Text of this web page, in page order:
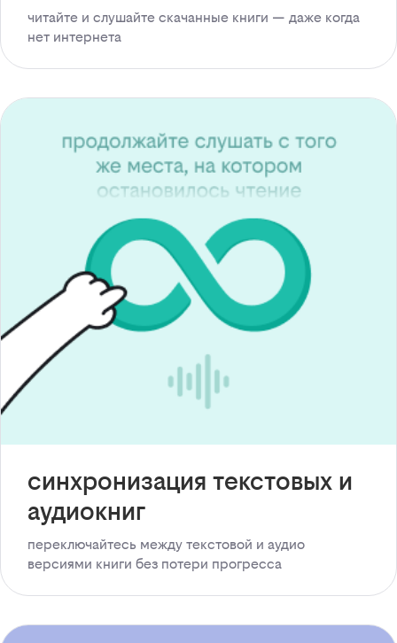
читайте и слушайте скачанные книги — даже когда
нет интернета
синхронизация текстовых и
аудиокниг
переключайтесь между текстовой и аудио
версиями книги без потери прогресса